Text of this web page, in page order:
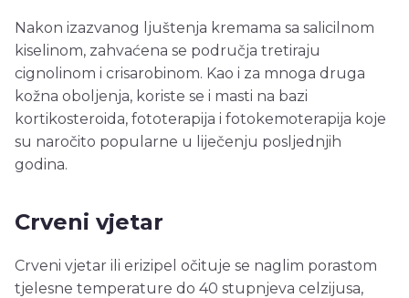
Nakon izazvanog ljuštenja kremama sa salicilnom
kiselinom, zahvaćena se područja tretiraju
cignolinom i crisarobinom. Kao i za mnoga druga
kožna oboljenja, koriste se i masti na bazi
kortikosteroida, fototerapija i fotokemoterapija koje
su naročito popularne u liječenju posljednjih
godina.
Crveni vjetar
Crveni vjetar ili erizipel očituje se naglim porastom
tjelesne temperature do 40 stupnjeva celzijusa,